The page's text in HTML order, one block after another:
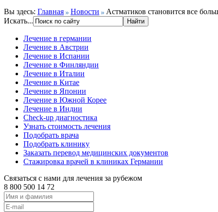
Вы здесь: Главная Новости
Астматиков становится все
Искать...
Лечение в германии
Лечение в Австрии
Лечение в Испании
Лечение в Финляндии
Лечение в Италии
Лечение в Китае
Лечение в Японии
Лечение в Южной Корее
Лечение в Индии
Check-up диагностика
Узнать стоимость лечения
Подобрать врача
Подобрать клинику
Заказать перевод медицинских документов
Стажировка врачей в клиниках Германии
Связаться с нами для лечения за рубежом
8 800 500 14 72